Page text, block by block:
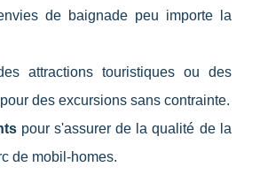
de baignade peu importe la
attractions touristiques ou des
des excursions sans contrainte.
pour s'assurer de la qualité de la
de mobil-homes.